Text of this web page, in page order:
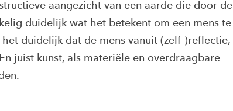
aangezicht van een aarde die door de
duidelijk wat het betekent om een mens te
duidelijk dat de mens vanuit (zelf-)reflectie,
juist kunst, als materiële en overdraagbare